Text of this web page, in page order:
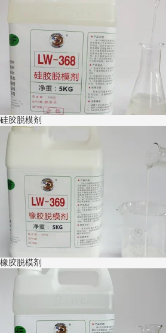
硅胶脱模剂
橡胶脱模剂